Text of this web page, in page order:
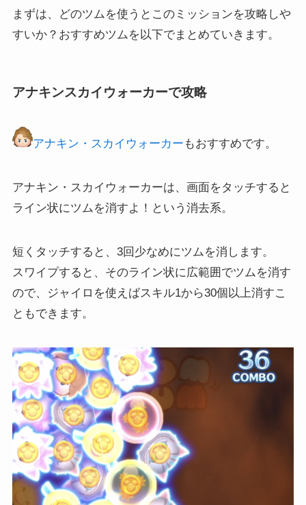
まずは、どのツムを使うとこのミッションを攻略しや
すいか？おすすめツムを以下でまとめていきます。
アナキンスカイウォーカーで攻略
アナキン・スカイウォーカー もおすすめです。
アナキン・スカイウォーカーは、画面をタッチすると
ライン状にツムを消すよ！という消去系。
短くタッチすると、3回少なめにツムを消します。
スワイプすると、そのライン状に広範囲でツムを消す
ので、ジャイロを使えばスキル1から30個以上消すこ
ともできます。